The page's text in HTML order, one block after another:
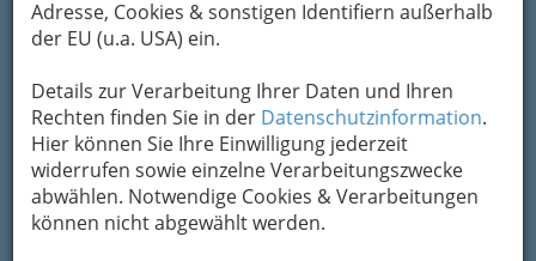
Adresse, Cookies & sonstigen Identifiern außerhalb
der EU (u.a. USA) ein.
Details zur Verarbeitung Ihrer Daten und Ihren
Rechten finden Sie in der Datenschutzinformation.
Hier können Sie Ihre Einwilligung jederzeit
widerrufen sowie einzelne Verarbeitungszwecke
abwählen. Notwendige Cookies & Verarbeitungen
können nicht abgewählt werden.
wie Marilyn Monroe den Männern suggerierte,
wissen wir auch nicht. Gewiss gehören sie zu
den kostbarsten, schönsten und
unvergänglichsten. Mit Edelstein und feinem
Geschmeid verwöhnenJuweliere und
Goldschmiedebzw.Juwelierinnen und